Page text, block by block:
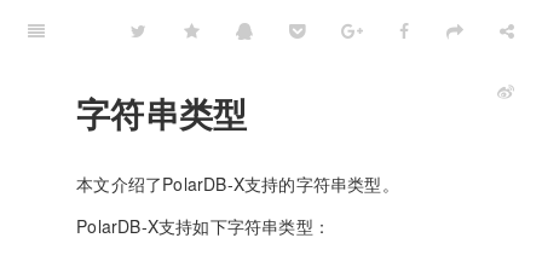
字符串类型
本文介绍了PolarDB-X支持的字符串类型。
PolarDB-X支持如下字符串类型：